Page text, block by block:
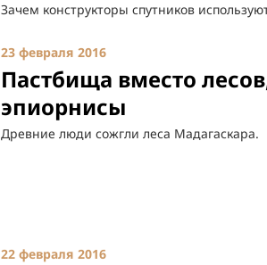
Зачем конструкторы спутников
23 февраля 2016
Пастбища вместо
эпиорнисы
Древние люди сожгли леса Мадагаскара.
22 февраля 2016